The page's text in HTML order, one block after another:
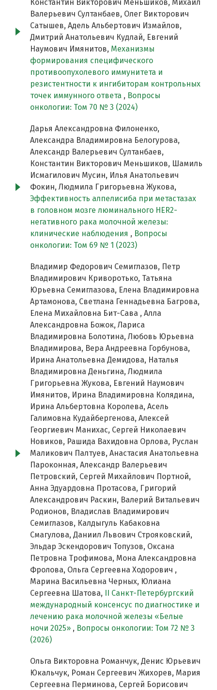
Константин Викторович Меньшиков, Михаил
Валерьевич Султанбаев, Олег Викторович
Сатышев, Адель Альбертович Измайлов,
Дмитрий Анатольевич Кудлай, Евгений
Наумович Имянитов, Механизмы
формирования специфического
противоопухолевого иммунитета и
резистентности к ингибиторам контрольных
точек иммунного ответа , Вопросы
онкологии: Том 70 № 3 (2024)
Дарья Александровна Филоненко,
Александра Владимировна Белогурова,
Александр Валерьевич Султанбаев,
Константин Викторович Меньшиков, Шамиль
Исмагилович Мусин, Илья Анатольевич
Фокин, Людмила Григорьевна Жукова,
Эффективность алпелисиба при метастазах
в головном мозге люминального HER2-
негативного рака молочной железы:
клинические наблюдения , Вопросы
онкологии: Том 69 № 1 (2023)
Владимир Федорович Семиглазов, Петр
Владимирович Криворотько, Татьяна
Юрьевна Семиглазова, Елена Владимировна
Артамонова, Светлана Геннадьевна Багрова,
Елена Михайловна Бит-Сава , Алла
Александровна Божок, Лариса
Владимировна Болотина, Любовь Юрьевна
Владимирова, Вера Андреевна Горбунова,
Ирина Анатольевна Демидова, Наталья
Владимировна Деньгина, Людмила
Григорьевна Жукова, Евгений Наумович
Имянитов, Ирина Владимировна Колядина,
Ирина Альбертовна Королева, Асель
Галимовна Кудайбергенова, Алексей
Георгиевич Манихас, Сергей Николаевич
Новиков, Рашида Вахидовна Орлова, Руслан
Маликович Палтуев, Анастасия Анатольевна
Пароконная, Александр Валерьевич
Петровский, Сергей Михайлович Портной,
Анна Эдуардовна Протасова, Григорий
Александрович Раскин, Валерий Витальевич
Родионов, Владислав Владимирович
Семиглазов, Калдыгуль Кабаковна
Смагулова, Даниил Львович Строяковский,
Эльдар Эскендорович Топузов, Оксана
Петровна Трофимова, Мона Александровна
Фролова, Ольга Сергеевна Ходорович ,
Марина Васильевна Черных, Юлиана
Сергеевна Шатова,
II Cанкт-Петербургский
международный консенсус по диагностике и
лечению рака молочной железы «Белые
ночи 2025» , Вопросы онкологии: Том 72 № 3
(2026)
Ольга Викторовна Романчук, Денис Юрьевич
Юкальчук, Роман Сергеевич Жихорев, Мария
Сергеевна Перминова, Сергей Борисович